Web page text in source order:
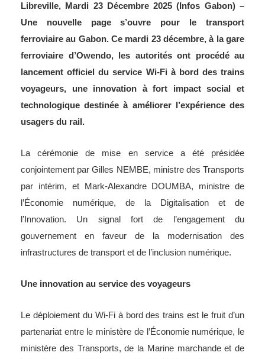
Libreville, Mardi 23 Décembre 2025 (Infos Gabon) –
Une nouvelle page s’ouvre pour le transport
ferroviaire au Gabon. Ce mardi 23 décembre, à la gare
ferroviaire d’Owendo, les autorités ont procédé au
lancement officiel du service Wi-Fi à bord des trains
voyageurs, une innovation à fort impact social et
technologique destinée à améliorer l’expérience des
usagers du rail.
La cérémonie de mise en service a été présidée
conjointement par Gilles NEMBE, ministre des Transports
par intérim, et Mark-Alexandre DOUMBA, ministre de
l’Économie numérique, de la Digitalisation et de
l’Innovation. Un signal fort de l’engagement du
gouvernement en faveur de la modernisation des
infrastructures de transport et de l’inclusion numérique.
Une innovation au service des voyageurs
Le déploiement du Wi-Fi à bord des trains est le fruit d’un
partenariat entre le ministère de l’Économie numérique, le
ministère des Transports, de la Marine marchande et de